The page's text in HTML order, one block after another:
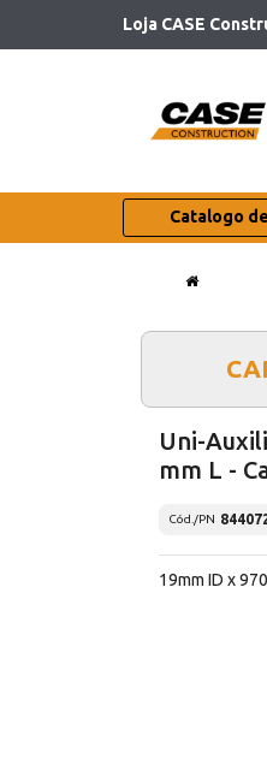
Loja CASE
Catalogo
Uni-
mm L -
Cód./PN
19mm ID x